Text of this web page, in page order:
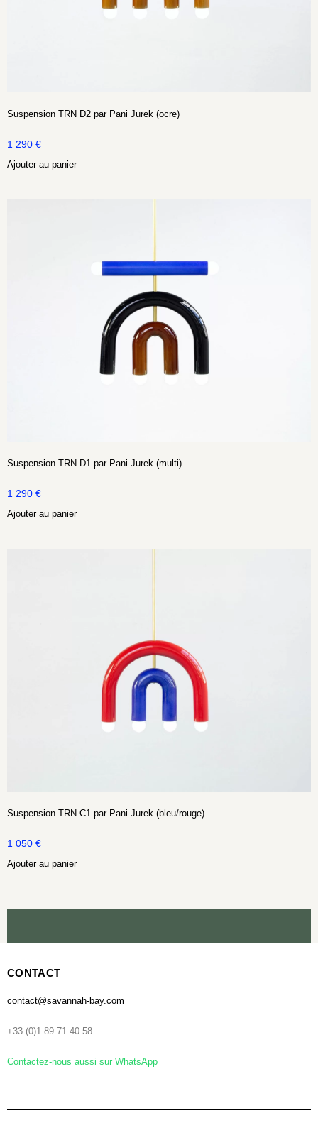
Suspension TRN D2 par Pani Jurek (ocre)
1 290 €
Ajouter au panier
Suspension TRN D1 par Pani Jurek (multi)
1 290 €
Ajouter au panier
Suspension TRN C1 par Pani Jurek (bleu/rouge)
1 050 €
Ajouter au panier
CONTACT
contact@savannah-bay.com
+33 (0)1 89 71 40 58
Contactez-nous aussi sur WhatsApp